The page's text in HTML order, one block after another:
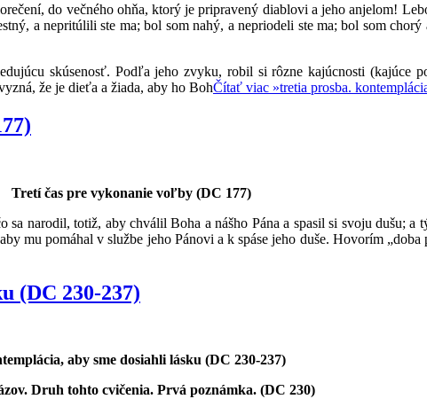
do večného ohňa, ktorý je pripravený diablovi a jeho anjelom!
a nepritúlili ste ma; bol som nahý, a nepriodeli ste ma; bol som
skúsenosť. Podľa jeho zvyku, robil si rôzne kajúcnosti (kajúce
že je dieťa a žiada, aby ho BohČítať viac »tretia prosba.
Tretí čas pre vykonanie voľby (DC 177)
narodil, totiž, aby chválil Boha a nášho Pána a spasil si svoju dušu; a
mu pomáhal v službe jeho Pánovi a k spáse jeho duše. Hovorím „doba
(DC 230-237)
aby sme dosiahli lásku (DC 230-237)
Druh tohto cvičenia. Prvá poznámka. (DC 230)